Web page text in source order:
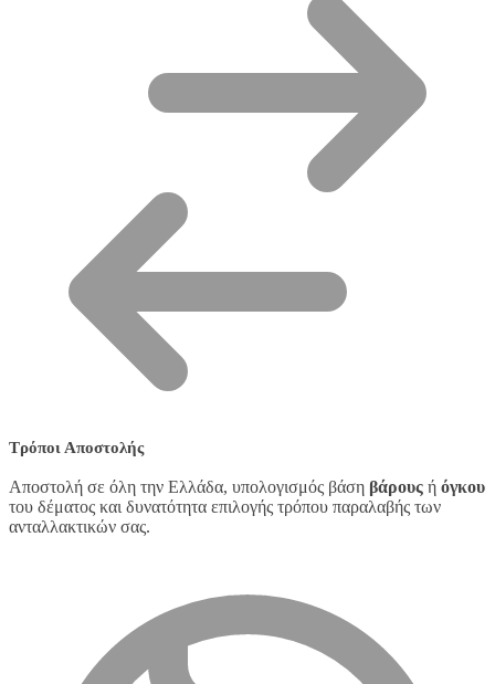
Τρόποι Αποστολής
Αποστολή σε όλη την Ελλάδα, υπολογισμός βάση βάρους ή όγκου
του δέματος και δυνατότητα επιλογής τρόπου παραλαβής των
ανταλλακτικών σας.